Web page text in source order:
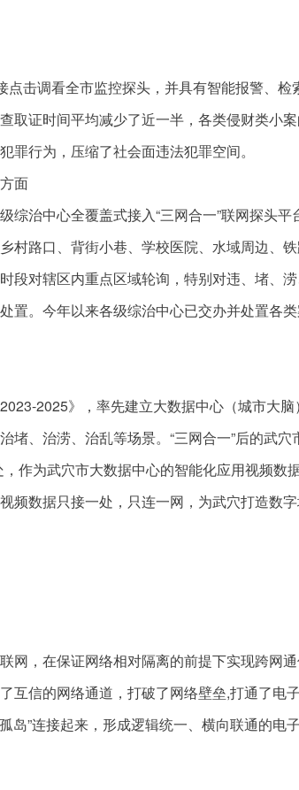
击调看全市监控探头，并具有智能报警、检
取证时间平均减少了近一半，各类侵财类小
行为，压缩了社会面违法犯罪空间。
面
治中心全覆盖式接入“三网合一”联网探头平
村路口、背街小巷、学校医院、水域周边、
段对辖区内重点区域轮询，特别对违、堵、
置。今年以来各级综治中心已交办并处置各
2025》，率先建立大数据中心（城市大脑
、治涝、治乱等场景。“三网合一”后的武穴
作为武穴市大数据中心的智能化应用视频数
频数据只接一处，只连一网，为武穴打造数
，在保证网络相对隔离的前提下实现跨网通
互信的网络通道，打破了网络壁垒,打通了电
岛”连接起来，形成逻辑统一、横向联通的电